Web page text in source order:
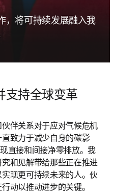
，将可持续发展融入我
支持全球变革
伴关系对于应对气候危机
致力于减少自身的碳影
直接和间接净零排放。我
和见解带给那些正在推进
现更可持续未来的人。伙
动以推动进步的关键。